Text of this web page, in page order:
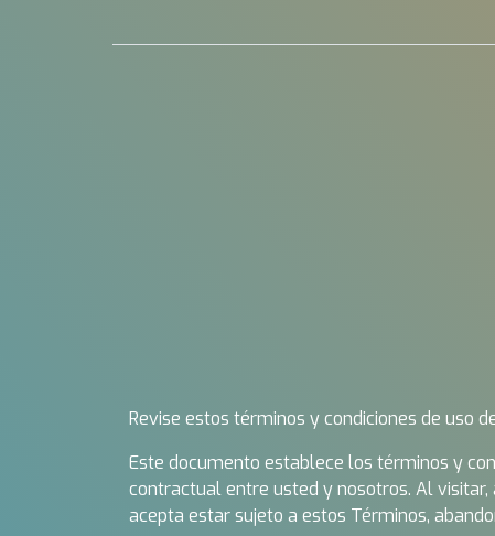
Revise estos términos y condiciones de uso
Este documento establece los términos y
contractual entre usted y nosotros. Al visitar,
acepta estar sujeto a estos Términos,